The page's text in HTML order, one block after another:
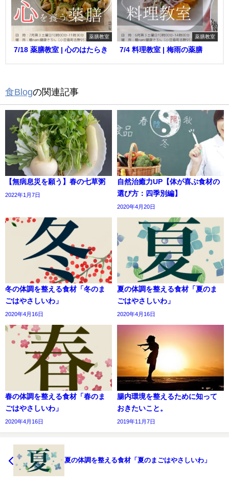
薬膳教室
7/18 薬膳教室 | 心のはたらき
薬膳教室
7/4 料理教室 | 梅雨の薬膳
食Blogの関連記事
【無病息災を願う】春の七草粥
2022年1月7日
自然治癒力UP【体が喜ぶ食材の
選び方：四季別編】
2020年4月20日
冬の体調を整える食材「冬のま
ごはやさしいわ」
2020年4月16日
夏の体調を整える食材「夏のま
ごはやさしいわ」
2020年4月16日
春の体調を整える食材「春のま
ごはやさしいわ」
2020年4月16日
腸内環境を整えるために知って
おきたいこと。
2019年11月7日
夏の体調を整える食材「夏のまごはやさしいわ」